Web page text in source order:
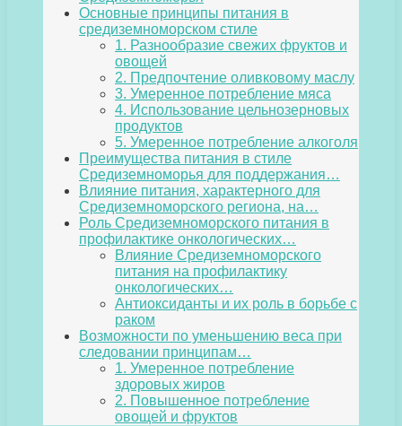
Основные принципы питания в
средиземноморском стиле
1. Разнообразие свежих фруктов и
овощей
2. Предпочтение оливковому маслу
3. Умеренное потребление мяса
4. Использование цельнозерновых
продуктов
5. Умеренное потребление алкоголя
Преимущества питания в стиле
Средиземноморья для поддержания…
Влияние питания, характерного для
Средиземноморского региона, на…
Роль Средиземноморского питания в
профилактике онкологических…
Влияние Средиземноморского
питания на профилактику
онкологических…
Антиоксиданты и их роль в борьбе с
раком
Возможности по уменьшению веса при
следовании принципам…
1. Умеренное потребление
здоровых жиров
2. Повышенное потребление
овощей и фруктов